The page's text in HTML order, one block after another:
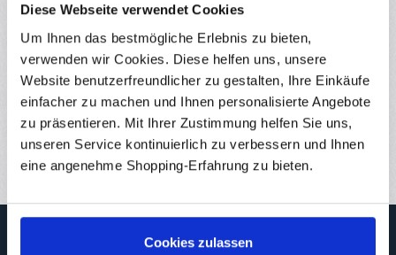
Diese Webseite verwendet Cookies
Um Ihnen das bestmögliche Erlebnis zu bieten,
verwenden wir Cookies. Diese helfen uns, unsere
Website benutzerfreundlicher zu gestalten, Ihre Einkäufe
einfacher zu machen und Ihnen personalisierte Angebote
zu präsentieren. Mit Ihrer Zustimmung helfen Sie uns,
unseren Service kontinuierlich zu verbessern und Ihnen
eine angenehme Shopping-Erfahrung zu bieten.
Cookies zulassen
10er Set Verbindungskabel Buchse auf Buchse Diese 70 cm
Sensoren…Mehr
Eigenschaften
Downloads
Bewertungen
8